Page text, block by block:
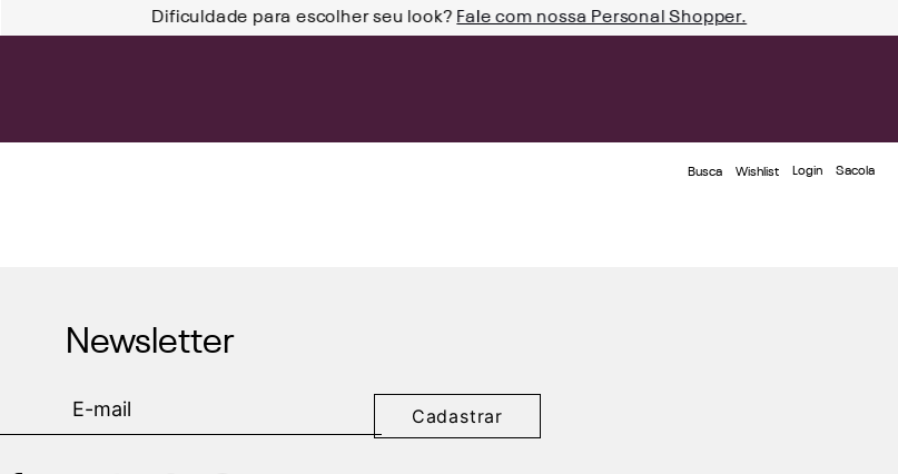
Dificuldade para escolher seu look? Fale com nossa Personal Shopper.
Busca Wishlist Login
Newsletter
Cadastrar